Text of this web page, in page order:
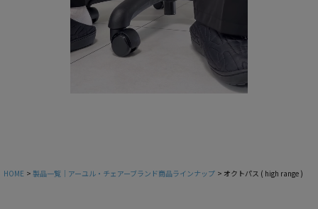
HOME 製品一覧｜アーユル・チェアーブランド商品ラインナップ オクトパス ( high range )